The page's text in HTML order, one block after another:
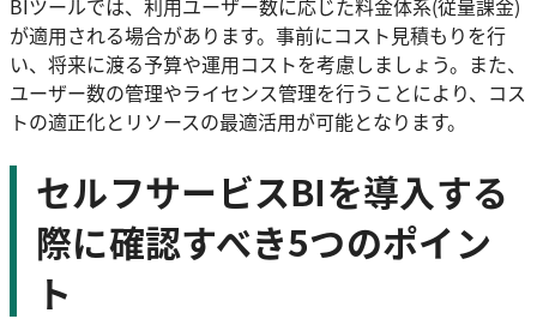
BIツールでは、利用ユーザー数に応じた料金体系(従量課金)
が適用される場合があります。事前にコスト見積もりを行
い、将来に渡る予算や運用コストを考慮しましょう。また、
ユーザー数の管理やライセンス管理を行うことにより、コス
トの適正化とリソースの最適活用が可能となります。
セルフサービスBIを導入する
際に確認すべき5つのポイン
ト